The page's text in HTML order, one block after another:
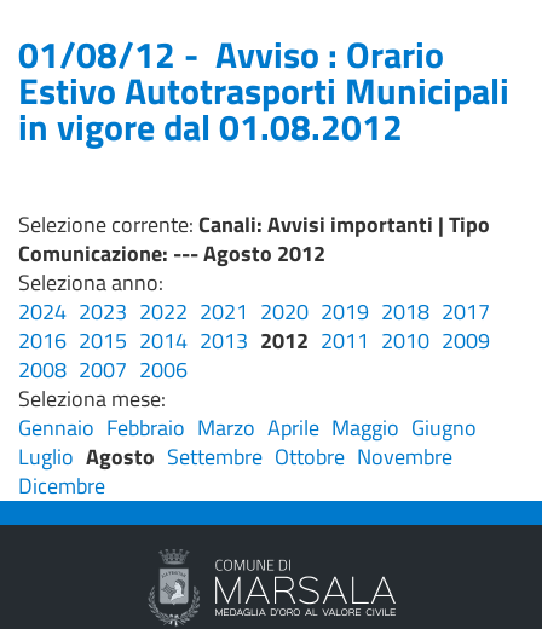
01/08/12 - Avviso : Orario
Estivo Autotrasporti Municipali
in vigore dal 01.08.2012
Selezione corrente:Canali: Avvisi importanti |Tipo
Comunicazione: --- Agosto 2012
Seleziona anno:
2024 2023 2022 2021 2020 2019 2018 2017
2016 2015 2014 2013 2012 2011 2010 2009
2008 2007 2006
Seleziona mese:
Gennaio Febbraio Marzo Aprile Maggio Giugno
Luglio Agosto Settembre Ottobre Novembre
Dicembre